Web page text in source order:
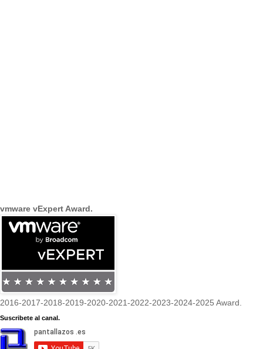
vmware vExpert Award.
2016-2017-2018-2019-2020-2021-2022-2023-2024-2025 Award.
Suscribete al canal.